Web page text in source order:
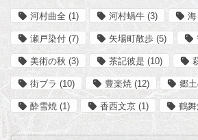
河村曲全 (1) 河村蝸牛 (3)
瀬戸染付 (7) 矢場町散歩 (5)
美術の秋 (3) 茶記彼是 (10)
街ブラ (10) 豊楽焼 (12) 郷
酔雪焼 (1) 香西文京 (1) 鶴